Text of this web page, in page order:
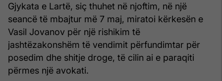
Gjykata e Lartë, siç thuhet në njoftim, në një
seancë të mbajtur më 7 maj, miratoi kërkesën e
Vasil Jovanov për një rishikim të
jashtëzakonshëm të vendimit përfundimtar për
posedim dhe shitje droge, të cilin ai e paraqiti
përmes një avokati.